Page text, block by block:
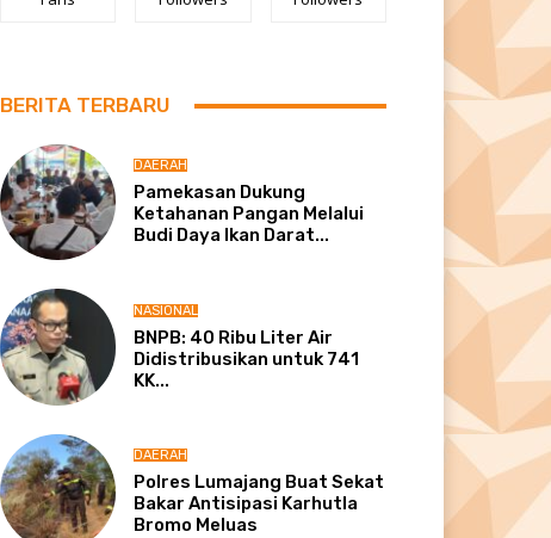
BERITA TERBARU
DAERAH
Pamekasan Dukung
Ketahanan Pangan Melalui
Budi Daya Ikan Darat...
NASIONAL
BNPB: 40 Ribu Liter Air
Didistribusikan untuk 741
KK...
DAERAH
Polres Lumajang Buat Sekat
Bakar Antisipasi Karhutla
Bromo Meluas